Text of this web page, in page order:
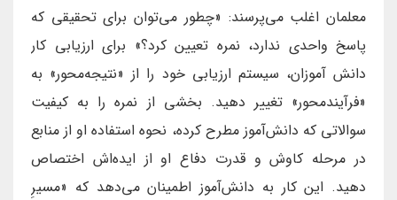
معلمان اغلب می‌پرسند: «چطور می‌توان برای تحقیقی که
پاسخ واحدی ندارد، نمره تعیین کرد؟» برای ارزیابی کار
دانش آموزان، سیستم ارزیابی خود را از «نتیجه‌محور» به
«فرآیندمحور» تغییر دهید. بخشی از نمره را به کیفیت
سوالاتی که دانش‌آموز مطرح کرده، نحوه استفاده او از منابع
در مرحله کاوش و قدرت دفاع او از ایده‌اش اختصاص
دهید. این کار به دانش‌آموز اطمینان می‌دهد که «مسیرِ